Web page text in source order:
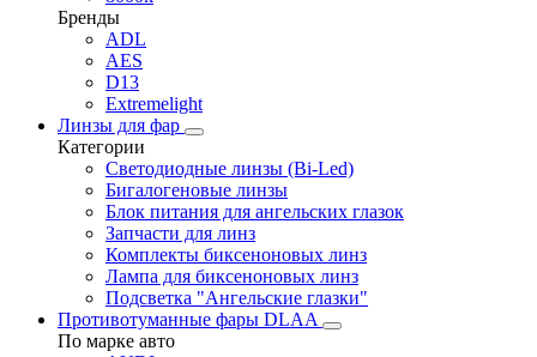
Бренды
ADL
AES
D13
Extremelight
Линзы для фар
Категории
Светодиодные линзы (Bi-Led)
Бигалогеновые линзы
Блок питания для ангельских глазок
Запчасти для линз
Комплекты биксеноновых линз
Лампа для биксеноновых линз
Подсветка "Ангельские глазки"
Противотуманные фары DLAA
По марке авто